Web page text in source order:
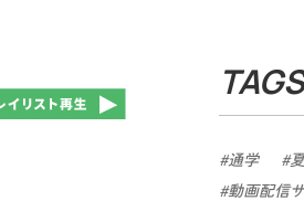
TAGS
通学
動画配信